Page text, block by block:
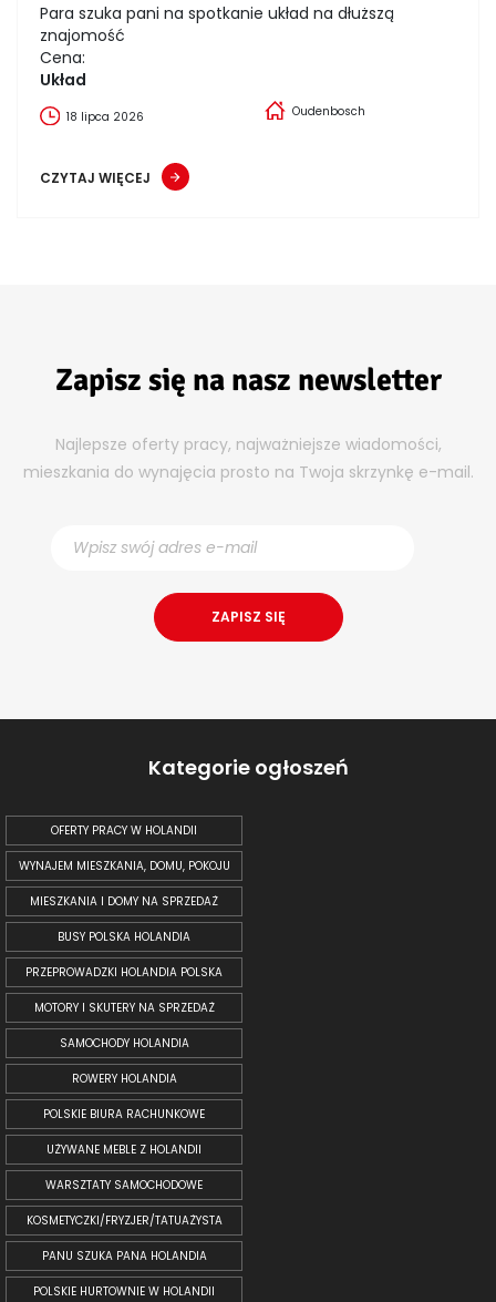
Para szuka pani na spotkanie układ na dłuższą
znajomość
Cena:
Układ
18 lipca 2026 Oudenbosch
CZYTAJ WIĘCEJ
Zapisz się na nasz newsletter
Najlepsze oferty pracy, najważniejsze wiadomości,
mieszkania do wynajęcia prosto na Twoja skrzynkę e-mail.
Kategorie ogłoszeń
OFERTY PRACY W HOLANDII
WYNAJEM MIESZKANIA, DOMU, POKOJU
MIESZKANIA I DOMY NA SPRZEDAŻ
BUSY POLSKA HOLANDIA
PRZEPROWADZKI HOLANDIA POLSKA
MOTORY I SKUTERY NA SPRZEDAŻ
SAMOCHODY HOLANDIA
ROWERY HOLANDIA
POLSKIE BIURA RACHUNKOWE
UŻYWANE MEBLE Z HOLANDII
WARSZTATY SAMOCHODOWE
KOSMETYCZKI/FRYZJER/TATUAŻYSTA
PANU SZUKA PANA HOLANDIA
POLSKIE HURTOWNIE W HOLANDII